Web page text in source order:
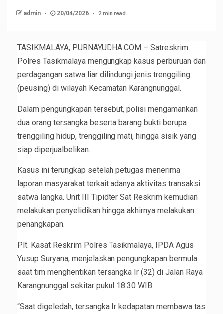
admin 20/04/2026 2 min read
TASIKMALAYA, PURNAYUDHA.COM – Satreskrim
Polres Tasikmalaya mengungkap kasus perburuan dan
perdagangan satwa liar dilindungi jenis trenggiling
(peusing) di wilayah Kecamatan Karangnunggal.
Dalam pengungkapan tersebut, polisi mengamankan
dua orang tersangka beserta barang bukti berupa
trenggiling hidup, trenggiling mati, hingga sisik yang
siap diperjualbelikan.
Kasus ini terungkap setelah petugas menerima
laporan masyarakat terkait adanya aktivitas transaksi
satwa langka. Unit III Tipidter Sat Reskrim kemudian
melakukan penyelidikan hingga akhirnya melakukan
penangkapan.
Plt. Kasat Reskrim Polres Tasikmalaya, IPDA Agus
Yusup Suryana, menjelaskan pengungkapan bermula
saat tim menghentikan tersangka Ir (32) di Jalan Raya
Karangnunggal sekitar pukul 18.30 WIB.
“Saat digeledah, tersangka Ir kedapatan membawa tas